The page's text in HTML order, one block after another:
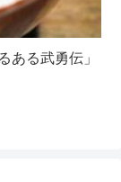
ある武勇伝」